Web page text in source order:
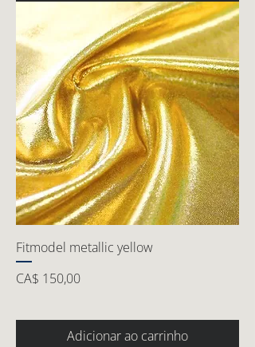
Fitmodel metallic yellow
Preço
CA$ 150,00
Adicionar ao carrinho